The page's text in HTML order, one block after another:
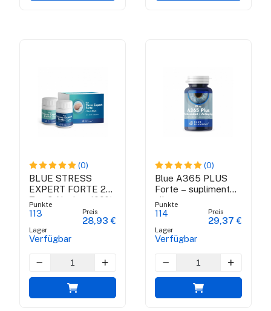
(0)
BLUE STRESS
EXPERT FORTE 24
Tag & Nacht - 100%
natürliche
Ergänzung
Punkte
113
Lager
Verfügbar
Preis
28,93 €
(0)
Blue A365 PLUS
Forte – supliment
alimentar
antioxidant
Punkte
114
Lager
Verfügbar
Preis
29,37 €